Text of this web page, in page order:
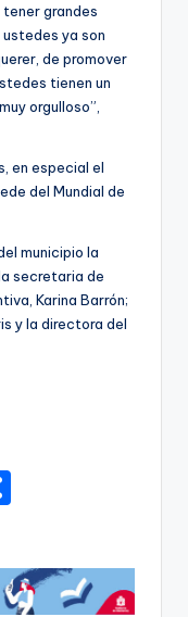
grandes
ya son
de promover
tienen un
orgulloso”,
en especial el
del Mundial de
municipio la
secretaria de
Karina Barrón;
y la directora del
m
p